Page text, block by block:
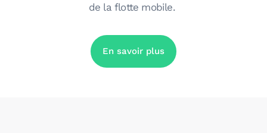
de la flotte mobile.
En savoir plus